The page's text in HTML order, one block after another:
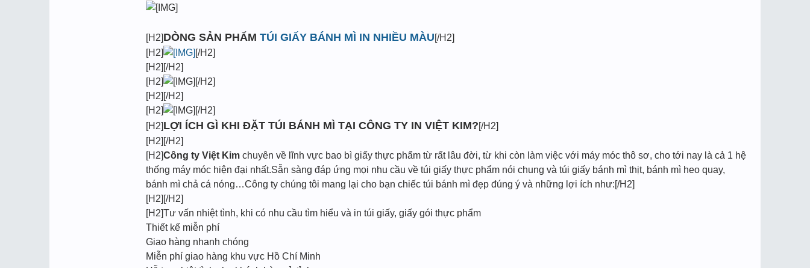
[H2]DÒNG SẢN PHẨM TÚI GIẤY BÁNH MÌ IN NHIỀU MÀU[/H2]
[H2]
[/H2]
[H2][/H2]
[H2]
[/H2]
[H2][/H2]
[H2]
[/H2]
[H2]LỢI ÍCH GÌ KHI ĐẶT TÚI BÁNH MÌ TẠI CÔNG TY IN VIỆT KIM?[/H2]
[H2][/H2]
[H2]Công ty Việt Kim chuyên về lĩnh vực bao bì giấy thực phẩm từ rất lâu đời, từ khi còn làm việc với máy móc thô sơ, cho tới nay là cả 1 hệ
thống máy móc hiện đại nhất.Sẵn sàng đáp ứng mọi nhu cầu về túi giấy thực phẩm nói chung và túi giấy bánh mì thịt, bánh mì heo quay,
bánh mì chả cá nóng…Công ty chúng tôi mang lại cho bạn chiếc túi bánh mì đẹp đúng ý và những lợi ích như:[/H2]
[H2][/H2]
[H2]Tư vấn nhiệt tình, khi có nhu cầu tìm hiểu và in túi giấy, giấy gói thực phẩm
Thiết kế miễn phí
Giao hàng nhanh chóng
Miễn phí giao hàng khu vực Hồ Chí Minh